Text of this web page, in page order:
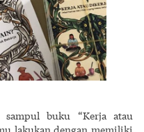
buku “Kerja atau